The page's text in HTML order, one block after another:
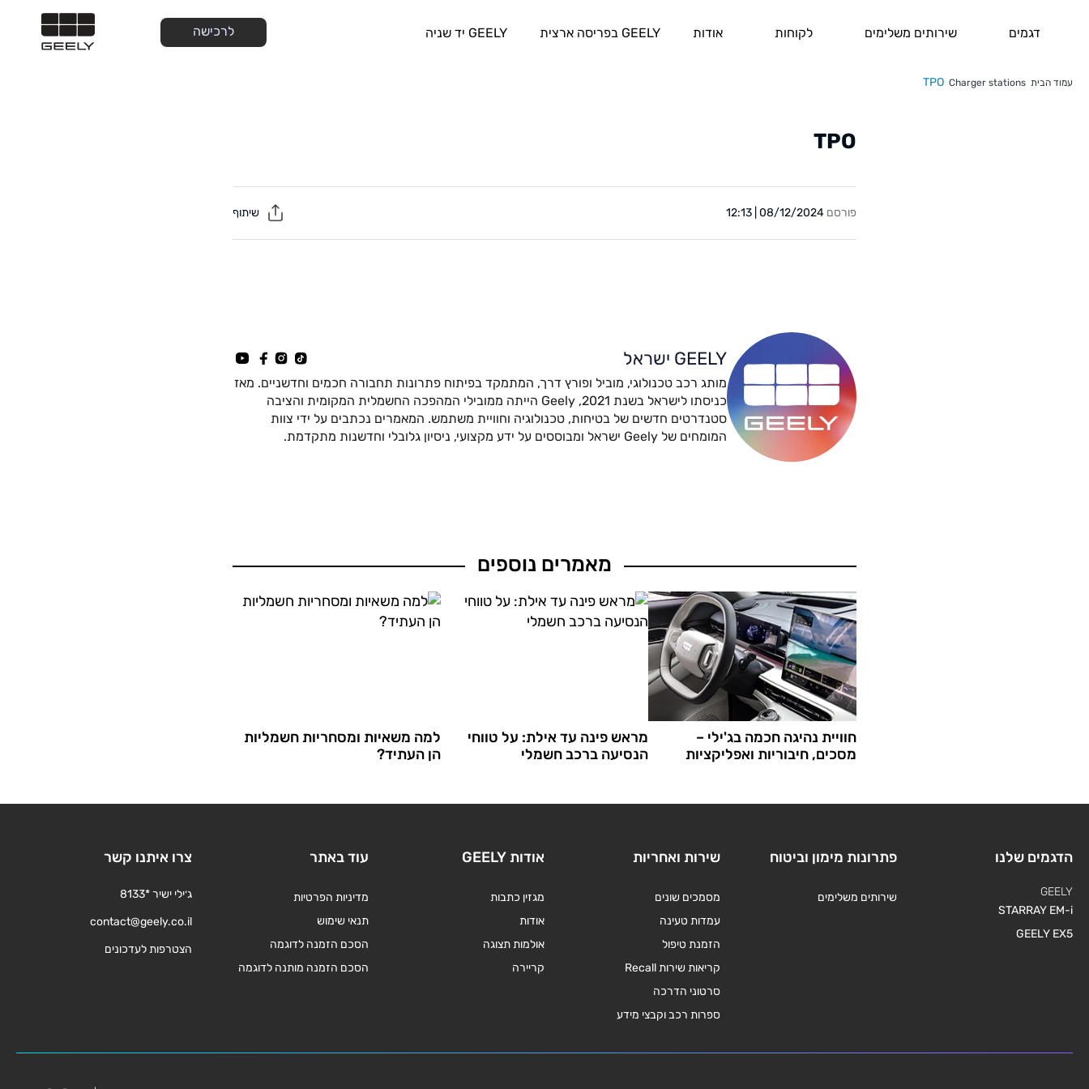
דגמים שירותים משלימים לקוחות אודות GEELY בפריסה ארצית GEELY יד שניה לרכישה
עמוד הבית Charger stations
TPO
TPO
פורסם 08/12/2024 | 12:13
GEELY ישראל
מותג רכב טכנולוגי, מוביל ופורץ דרך, המתמקד בפיתוח פתרונות תחבורה חכמים וחדשניים. מאז
כניסתו לישראל בשנת 2021, Geely הייתה ממובילי המהפכה החשמלית המקומית והציבה
סטנדרטים חדשים של בטיחות, טכנולוגיה וחוויית משתמש. המאמרים נכתבים על ידי צוות
המומחים של Geely ישראל ומבוססים על ידע מקצועי, ניסיון גלובלי וחדשנות מתקדמת.
מאמרים נוספים
חוויית נהיגה חכמה בג'ילי –
מסכים, חיבוריות ואפליקציות
מראש פינה עד אילת: על טווחי
הנסיעה ברכב חשמלי
למה משאיות ומסחריות חשמליות
הן העתיד?
הדגמים שלנו
GEELY
STARRAY EM-i
GEELY EX5
פתרונות מימון וביטוח
שירותים משלימים
שירות ואחריות
מסמכים שונים
עמדות טעינה
הזמנת טיפול
קריאות שירות Recall
סרטוני הדרכה
ספרות רכב וקבצי מידע
אודות GEELY
מגזין כתבות
אודות
אולמות תצוגה
קריירה
עוד באתר
מדיניות הפרטיות
תנאי שימוש
הסכם הזמנה לדוגמה
הסכם הזמנה מותנה לדוגמה
צרו איתנו קשר
ג׳ילי ישיר *8133
contact@geely.co.il
הצטרפות לעדכונים